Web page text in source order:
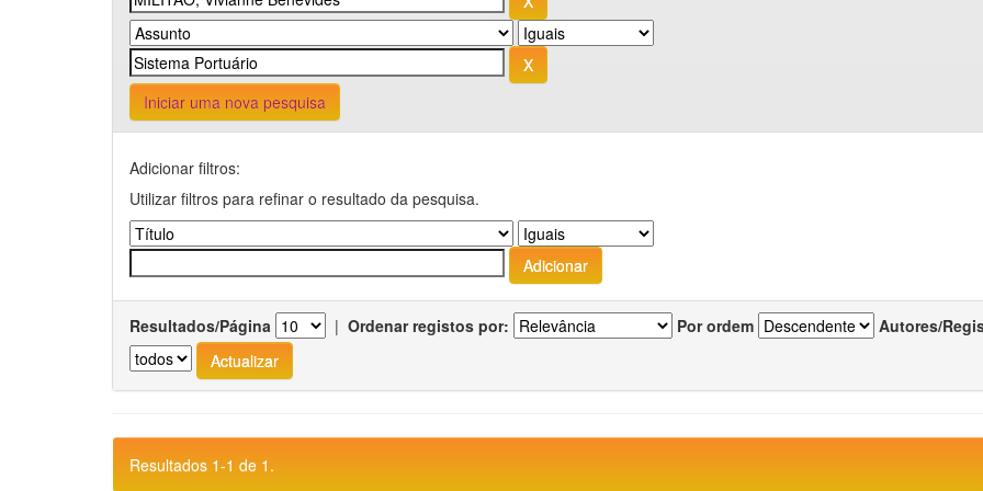
Iniciar uma nova pesquisa
Adicionar filtros:
Utilizar filtros para refinar o resultado da pesquisa.
Resultados/Página | Ordenar registos por: Por ordem Autores/
Resultados 1-1 de 1.